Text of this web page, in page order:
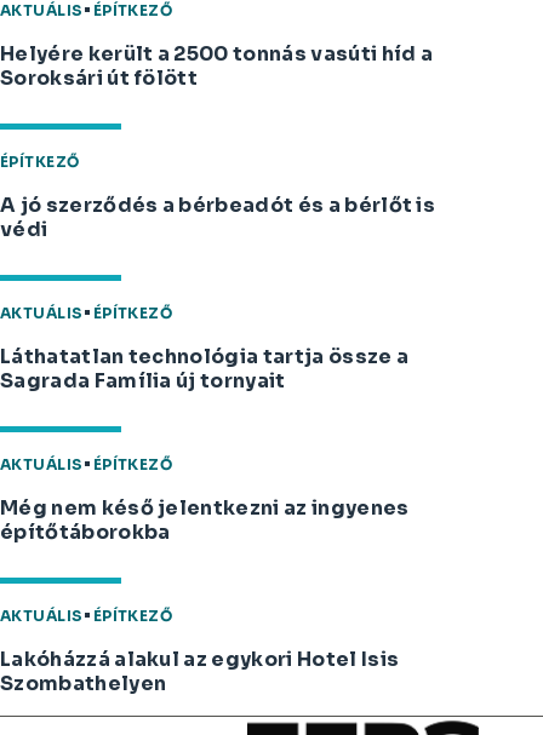
AKTUÁLIS ÉPÍTKEZŐ
Helyére került a 2500 tonnás vasúti híd a
Soroksári út fölött
ÉPÍTKEZŐ
A jó szerződés a bérbeadót és a bérlőt is
védi
AKTUÁLIS ÉPÍTKEZŐ
Láthatatlan technológia tartja össze a
Sagrada Família új tornyait
AKTUÁLIS ÉPÍTKEZŐ
Még nem késő jelentkezni az ingyenes
építőtáborokba
AKTUÁLIS ÉPÍTKEZŐ
Lakóházzá alakul az egykori Hotel Isis
Szombathelyen
Lábléc